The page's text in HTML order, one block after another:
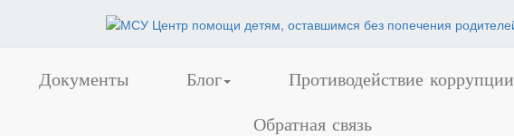
Документы Блог Противодействие коррупции
Обратная связь